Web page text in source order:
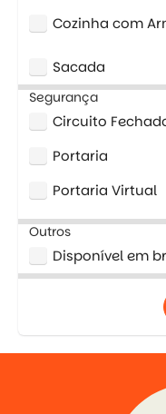
Cozinha com
Sacada
Segurança
Circuito
Portaria
Portaria Virtual
Outros
Disponível em